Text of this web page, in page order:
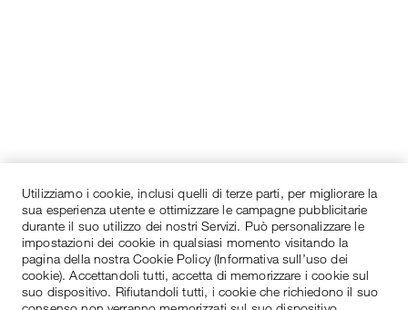
Utilizziamo i cookie, inclusi quelli di terze parti, per migliorare la
sua esperienza utente e ottimizzare le campagne pubblicitarie
durante il suo utilizzo dei nostri Servizi. Può personalizzare le
impostazioni dei cookie in qualsiasi momento visitando la
pagina della nostra Cookie Policy (Informativa sull’uso dei
cookie). Accettandoli tutti, accetta di memorizzare i cookie sul
suo dispositivo. Rifiutandoli tutti, i cookie che richiedono il suo